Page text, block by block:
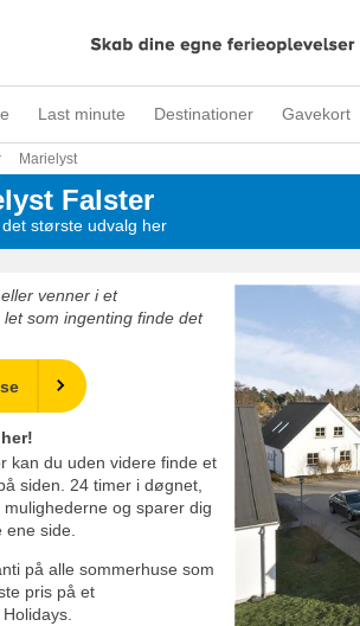
Last minute Destinationer Gavekort
Marielyst
Falster
største udvalg her
venner i et
som ingenting finde det
kan du uden videre finde et
siden. 24 timer i døgnet,
og sparer dig
side.
på alle sommerhuse som
pris på et